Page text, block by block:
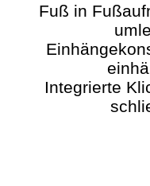
Fuß in
Integrierte